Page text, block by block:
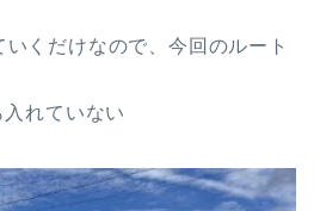
くだけなので、今回のルート
入れていない